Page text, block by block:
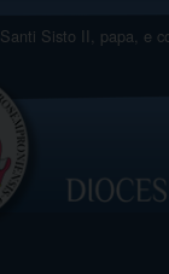
Santi Sisto II, papa, e